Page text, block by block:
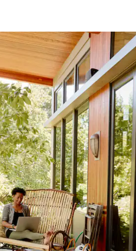
prema gore i prema dolje, kao i